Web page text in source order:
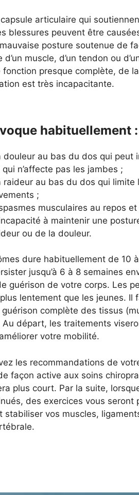
articulaire qui
blessures peuvent être
posture soutenue de
muscle, d’un tendon ou
presque complète, de
est très incapacitante.
habituellement :
douleur au bas du dos qui peut
qui n’affecte pas les jambes ;
raideur au bas du dos qui limite
;
musculaires au repos et
à maintenir une
ou de la douleur.
dure habituellement de 10
jusqu’à 6 à 8 semaines
guérison de votre corps. Les
lentement que les jeunes. Il
complète des tissus
Au départ, les traitements
votre mobilité.
les recommandations de
façon active aux soins
plus court. Par la suite,
des exercices vous seront
stabiliser vos muscles,